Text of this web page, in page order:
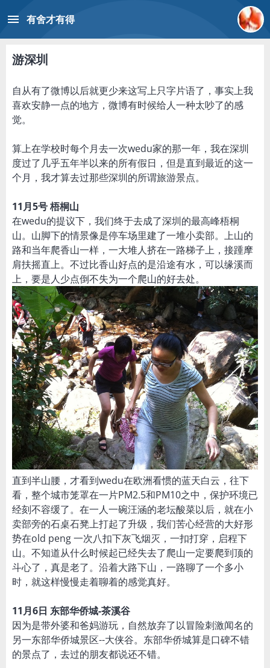
menu 有舍才有得
游深圳
自从有了微博以后就更少来这写上只字片语了，事实上我
喜欢安静一点的地方，微博有时候给人一种太吵了的感
觉。
算上在学校时每个月去一次wedu家的那一年，我在深圳
度过了几乎五年半以来的所有假日，但是直到最近的这一
个月，我才算去过那些深圳的所谓旅游景点。
11月5号 梧桐山
在wedu的提议下，我们终于去成了深圳的最高峰梧桐
山。山脚下的情景像是停车场里建了一堆小卖部。上山的
路和当年爬香山一样，一大堆人挤在一路梯子上，接踵摩
肩扶摇直上。不过比香山好点的是沿途有水，可以缘溪而
上，要是人少点倒不失为一个爬山的好去处。
直到半山腰，才看到wedu在欧洲看惯的蓝天白云，往下
看，整个城市笼罩在一片PM2.5和PM10之中，保护环境已
经刻不容缓了。在一人一碗汪涵的老坛酸菜以后，就在小
卖部旁的石桌石凳上打起了升级，我们苦心经营的大好形
势在old peng 一次八扣下灰飞烟灭，一扣打穿，启程下
山。不知道从什么时候起已经失去了爬山一定要爬到顶的
斗心了，真是老了。沿着大路下山，一路聊了一个多小
时，就这样慢慢走着聊着的感觉真好。
11月6日 东部华侨城-茶溪谷
因为是带外婆和爸妈游玩，自然放弃了以冒险刺激闻名的
另一东部华侨城景区--大侠谷。东部华侨城算是口碑不错
的景点了，去过的朋友都说还不错。